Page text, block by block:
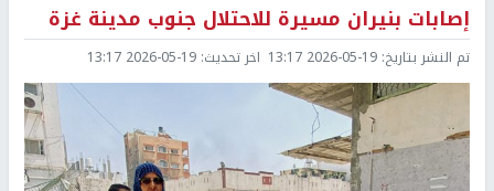
إصابات بنيران مسيرة للاحتلال جنوب مدينة غزة
تم النشر بتاريخ: 2026-05-19 13:17 اخر تحديث: 2026-05-19 13:17